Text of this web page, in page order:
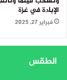
الإبادة في غزة
فبراير 27, 2025
الطقس